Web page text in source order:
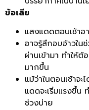
ข้อเสีย
แสงแดดตอนเช้าอ
อาจรู้สึกอบอ้าวใน
ผ่านเข้ามา ทำให้
มากขึ้น
แม้ว่าในตอนเช้าจ
แดดจะเริ่มแรงขึ้น
ช่วงบ่าย